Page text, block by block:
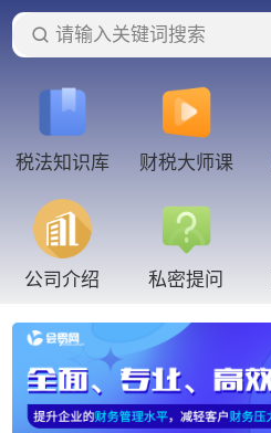
请输入关键词搜索
税法知识库 财税大师课
公司介绍 私密提问